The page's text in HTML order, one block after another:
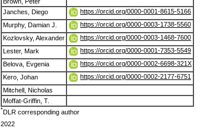
Janches, Diego
https://orcid.org/0000-0001-8615-5166
Murphy, Damian J.
https://orcid.org/0000-0003-1738-5560
Kozlovsky, Alexander
https://orcid.org/0000-0003-1468-7600
Lester, Mark
https://orcid.org/0000-0001-7353-5549
Belova, Evgenia
https://orcid.org/0000-0002-6698-321X
Kero, Johan
https://orcid.org/0000-0002-2177-6751
Mitchell, Nicholas
Moffat-Griffin, T.
*DLR corresponding author
2022